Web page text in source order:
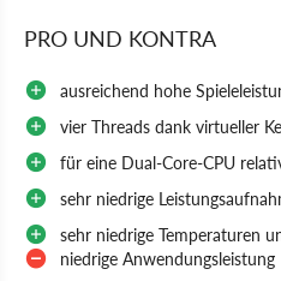
PRO UND KONTRA
ausreichend hohe
vier Threads dank virtueller
für eine Dual-Core-CPU
sehr niedrige
sehr niedrige Temperaturen
niedrige Anwendungsleistung